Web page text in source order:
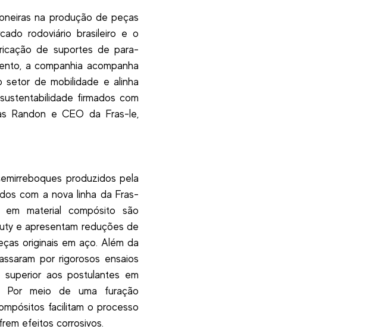
na produção de peças
rodoviário brasileiro e o
de suportes de para-
a companhia acompanha
setor de mobilidade e alinha
firmados com
Randon e CEO da Fras-le,
produzidos pela
com a nova linha da Fras-
material compósito são
e apresentam reduções de
originais em aço. Além da
por rigorosos ensaios
aos postulantes em
Por meio de uma furação
facilitam o processo
efeitos corrosivos.